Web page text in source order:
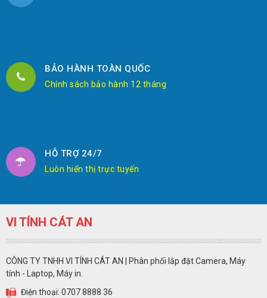
BẢO HÀNH TOÀN QUỐC
Chính sách bảo hành 12 tháng
HỖ TRỢ 24/7
Luôn hiển thị trực tuyến
VI TÍNH CÁT AN
CÔNG TY TNHH VI TÍNH CÁT AN | Phân phối lắp đặt Camera, Máy
tính - Laptop, Máy in.
Điện thoại: 0707 8888 36